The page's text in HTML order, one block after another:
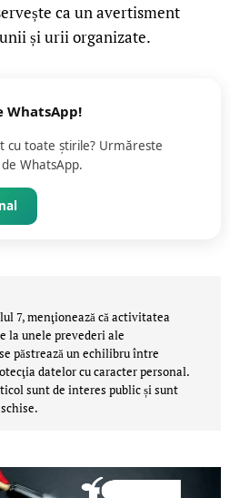
ca un avertisment
și urii organizate.
WhatsApp!
cu toate știrile? Urmăreste
WhatsApp.
7, menţionează că activitatea
la unele prevederi ale
păstrează un echilibru între
datelor cu caracter personal.
sunt de interes public și sunt